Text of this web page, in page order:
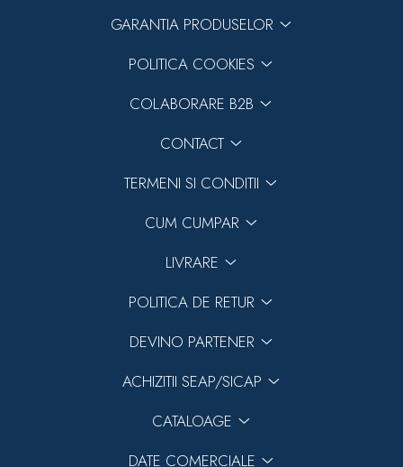
GARANTIA PRODUSELOR
POLITICA COOKIES
COLABORARE B2B
CONTACT
TERMENI SI CONDITII
CUM CUMPAR
LIVRARE
POLITICA DE RETUR
DEVINO PARTENER
ACHIZITII SEAP/SICAP
CATALOAGE
DATE COMERCIALE